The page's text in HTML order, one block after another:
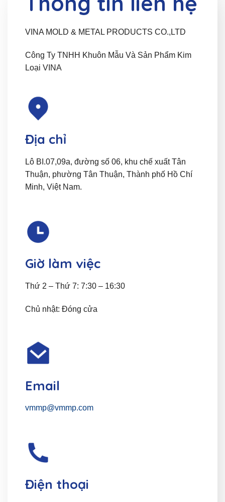
VINA MOLD & METAL PRODUCTS CO.,LTD
Công Ty TNHH Khuôn Mẫu Và Sản Phẩm Kim
Loại VINA
Địa chỉ
Lô BI.07,09a, đường số 06, khu chế xuất Tân
Thuận, phường Tân Thuận, Thành phố Hồ Chí
Minh, Việt Nam.
Giờ làm việc
Thứ 2 – Thứ 7: 7:30 – 16:30
Chủ nhật: Đóng cửa
Email
vmmp@vmmp.com
Điện thoại